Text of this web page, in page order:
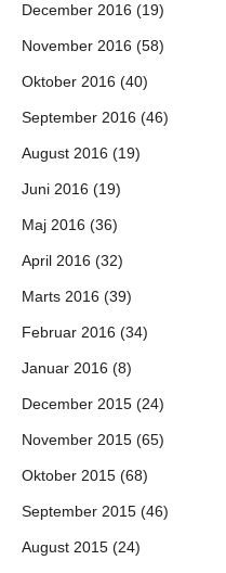
December 2016 (19)
November 2016 (58)
Oktober 2016 (40)
September 2016 (46)
August 2016 (19)
Juni 2016 (19)
Maj 2016 (36)
April 2016 (32)
Marts 2016 (39)
Februar 2016 (34)
Januar 2016 (8)
December 2015 (24)
November 2015 (65)
Oktober 2015 (68)
September 2015 (46)
August 2015 (24)